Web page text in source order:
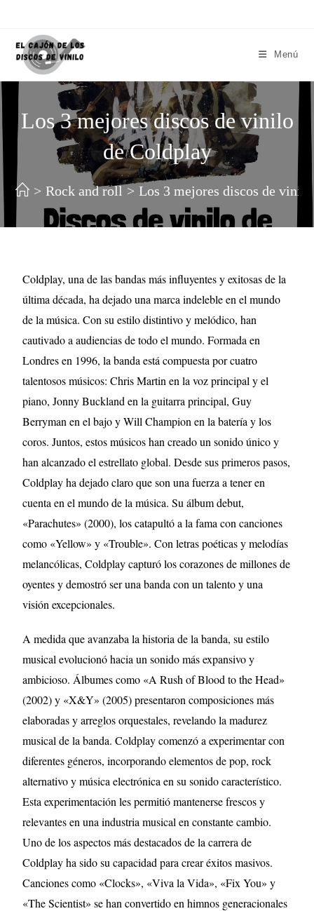
Menú
Los 3 mejores discos de vinilo
de Coldplay
> Rock and roll > Los 3 mejores discos de
Coldplay, una de las bandas más influyentes y exitosas de la
última década, ha dejado una marca indeleble en el mundo
de la música. Con su estilo distintivo y melódico, han
cautivado a audiencias de todo el mundo. Formada en
Londres en 1996, la banda está compuesta por cuatro
talentosos músicos: Chris Martin en la voz principal y el
piano, Jonny Buckland en la guitarra principal, Guy
Berryman en el bajo y Will Champion en la batería y los
coros. Juntos, estos músicos han creado un sonido único y
han alcanzado el estrellato global. Desde sus primeros pasos,
Coldplay ha dejado claro que son una fuerza a tener en
cuenta en el mundo de la música. Su álbum debut,
«Parachutes» (2000), los catapultó a la fama con canciones
como «Yellow» y «Trouble». Con letras poéticas y melodías
melancólicas, Coldplay capturó los corazones de millones de
oyentes y demostró ser una banda con un talento y una
visión excepcionales.
A medida que avanzaba la historia de la banda, su estilo
musical evolucionó hacia un sonido más expansivo y
ambicioso. Álbumes como «A Rush of Blood to the Head»
(2002) y «X&Y» (2005) presentaron composiciones más
elaboradas y arreglos orquestales, revelando la madurez
musical de la banda. Coldplay comenzó a experimentar con
diferentes géneros, incorporando elementos de pop, rock
alternativo y música electrónica en su sonido característico.
Esta experimentación les permitió mantenerse frescos y
relevantes en una industria musical en constante cambio.
Uno de los aspectos más destacados de la carrera de
Coldplay ha sido su capacidad para crear éxitos masivos.
Canciones como «Clocks», «Viva la Vida», «Fix You» y
«The Scientist» se han convertido en himnos generacionales